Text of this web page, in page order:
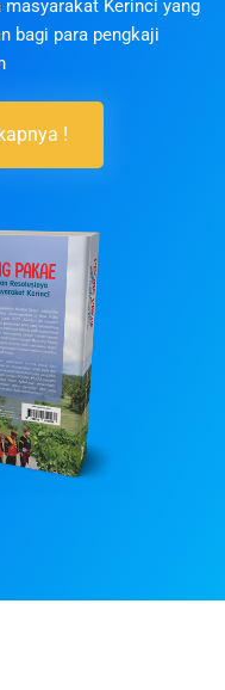
Kerinci yang
bagi para pengkaji
!